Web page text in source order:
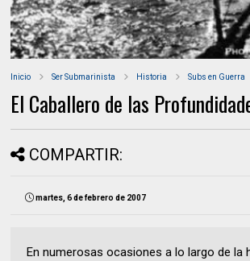
Inicio Ser Submarinista Historia Subs en Guerra
El Caballero de las
COMPARTIR:
martes, 6 de febrero de 2007
En numerosas ocasiones a lo largo de la